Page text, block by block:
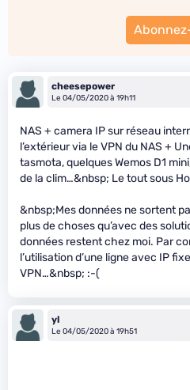
cheesepower
Le 04/05/2020 à 19h11
NAS + camera IP sur réseau
l’extérieur via le VPN du NAS +
tasmota, quelques Wemos D1
de la clim…&nbsp; Le tout sous
&nbsp;Mes données ne sortent
plus de choses qu’avec des
données restent chez moi. Par
l’utilisation d’une ligne avec IP
VPN…&nbsp; :-(
yl
Le 04/05/2020 à 19h51